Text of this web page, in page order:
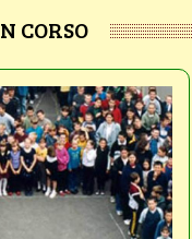
CORSO